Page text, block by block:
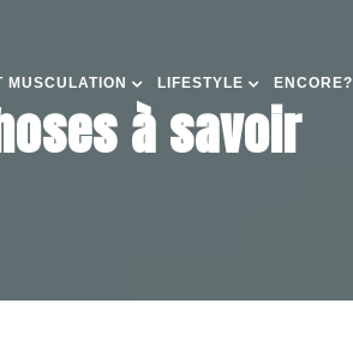
MUSCULATION LIFESTYLE ENCORE?
à savoir